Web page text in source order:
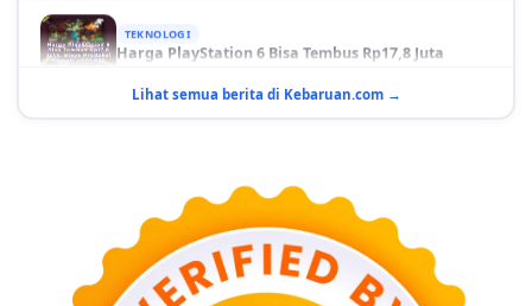
Harga PlayStation 6 Bisa Tembus Rp17,8 Juta
29 Juni 2026
KESEHATAN
Bahaya Memakai Softlens untuk Mata yang Jarang
Diketahui
29 Juni 2026
Lihat semua berita di Kebaruan.com →